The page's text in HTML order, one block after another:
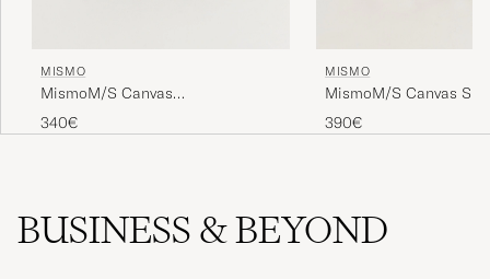
MISMO
MismoM/S Canvas
ShopperEclipse Black/Black
340€
MISMO
MismoM/S Canvas
BriefArmy/Dark Brown
390€
BUSINESS & BEYOND